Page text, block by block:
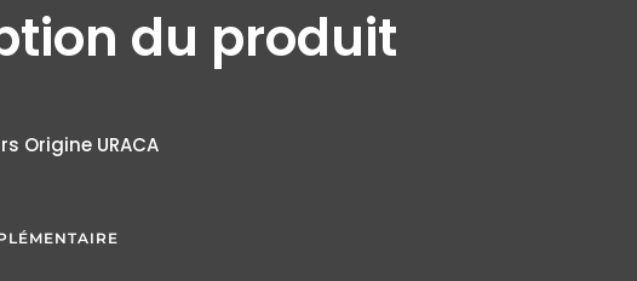
du produit
Origine URACA